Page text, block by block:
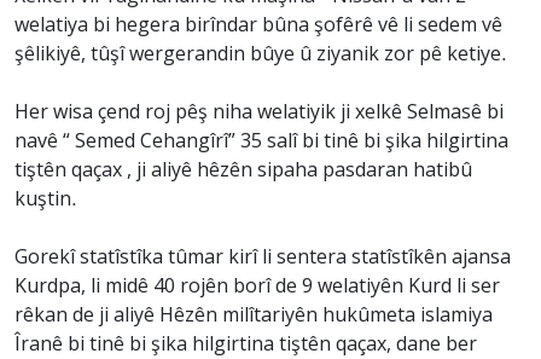
welatiya bi hegera birîndar bûna şofêrê vê li sedem vê
şêlikiyê, tûşî wergerandin bûye û ziyanik zor pê ketiye.
Her wisa çend roj pêş niha welatiyik ji xelkê Selmasê bi
navê “ Semed Cehangîrî” 35 salî bi tinê bi şika hilgirtina
tiştên qaçax , ji aliyê hêzên sipaha pasdaran hatibû
kuştin.
Gorekî statîstîka tûmar kirî li sentera statîstîkên ajansa
Kurdpa, li midê 40 rojên borî de 9 welatiyên Kurd li ser
rêkan de ji aliyê Hêzên milîtariyên hukûmeta islamiya
Îranê bi tinê bi şika hilgirtina tiştên qaçax, dane ber